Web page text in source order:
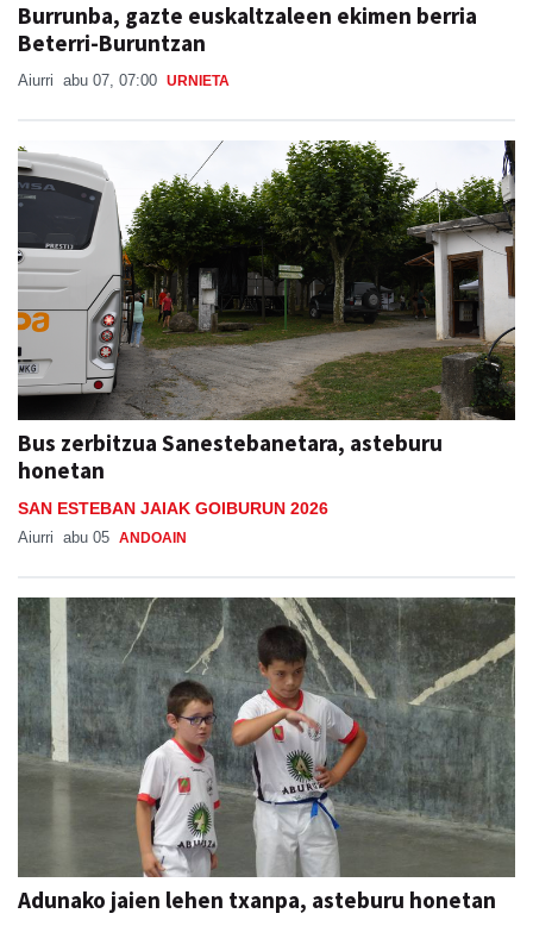
Burrunba, gazte euskaltzaleen ekimen berria
Beterri-Buruntzan
Aiurri abu 07, 07:00 URNIETA
Bus zerbitzua Sanestebanetara, asteburu
honetan
SAN ESTEBAN JAIAK GOIBURUN 2026
Aiurri abu 05 ANDOAIN
Adunako jaien lehen txanpa, asteburu honetan